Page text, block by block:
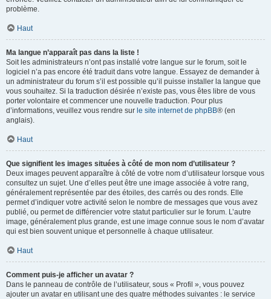
problème.
Haut
Ma langue n’apparaît pas dans la liste !
Soit les administrateurs n’ont pas installé votre langue sur le forum, soit le
logiciel n’a pas encore été traduit dans votre langue. Essayez de demander à
un administrateur du forum s’il est possible qu’il puisse installer la langue que
vous souhaitez. Si la traduction désirée n’existe pas, vous êtes libre de vous
porter volontaire et commencer une nouvelle traduction. Pour plus
d’informations, veuillez vous rendre sur le site internet de phpBB® (en
anglais).
Haut
Que signifient les images situées à côté de mon nom d’utilisateur ?
Deux images peuvent apparaître à côté de votre nom d’utilisateur lorsque vous
consultez un sujet. Une d’elles peut être une image associée à votre rang,
généralement représentée par des étoiles, des carrés ou des ronds. Elle
permet d’indiquer votre activité selon le nombre de messages que vous avez
publié, ou permet de différencier votre statut particulier sur le forum. L’autre
image, généralement plus grande, est une image connue sous le nom d’avatar
qui est bien souvent unique et personnelle à chaque utilisateur.
Haut
Comment puis-je afficher un avatar ?
Dans le panneau de contrôle de l’utilisateur, sous « Profil », vous pouvez
ajouter un avatar en utilisant une des quatre méthodes suivantes : le service